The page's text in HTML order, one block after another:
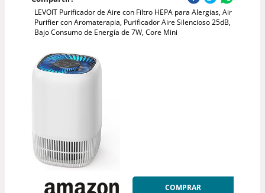
LEVOIT Purificador de Aire con Filtro HEPA para Alergias, Air
Purifier con Aromaterapia, Purificador Aire Silencioso 25dB,
Bajo Consumo de Energía de 7W, Core Mini
COMPRAR